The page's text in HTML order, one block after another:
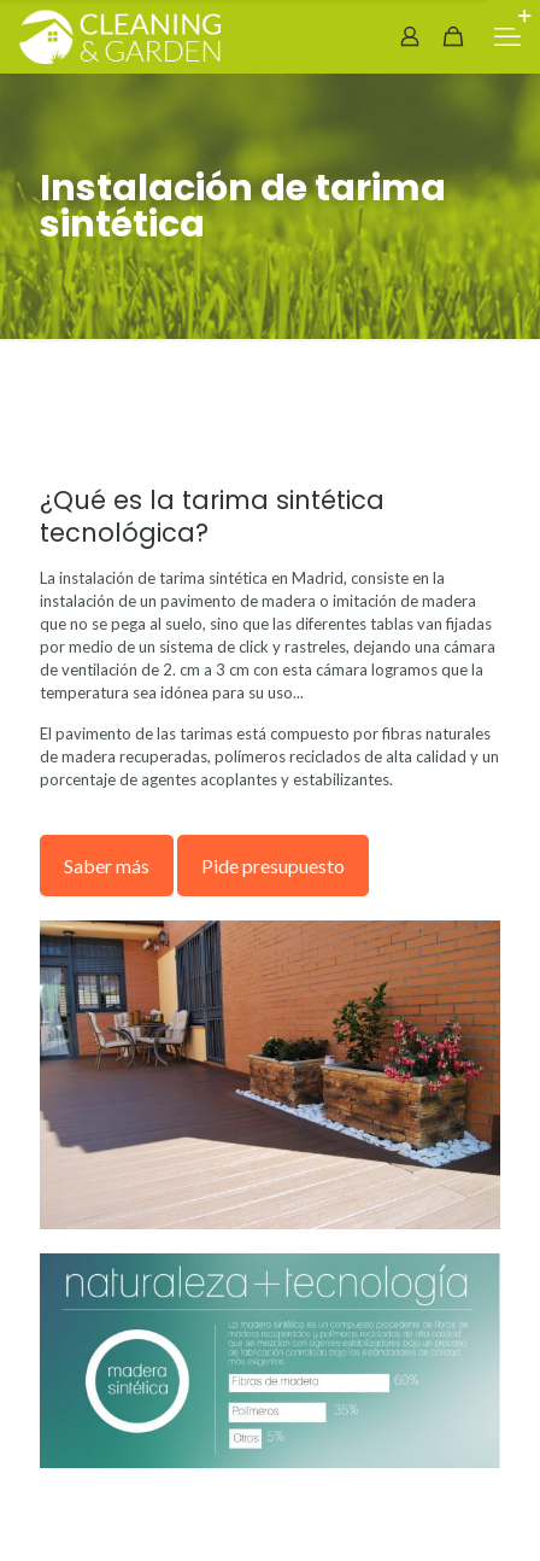
Instalación de tarima
sintética
¿Qué es la tarima sintética
tecnológica?
La instalación de tarima sintética en Madrid, consiste en la
instalación de un pavimento de madera o imitación de madera
que no se pega al suelo, sino que las diferentes tablas van fijadas
por medio de un sistema de click y rastreles, dejando una cámara
de ventilación de 2. cm a 3 cm con esta cámara logramos que la
temperatura sea idónea para su uso...
El pavimento de las tarimas está compuesto por fibras naturales
de madera recuperadas, polímeros reciclados de alta calidad y un
porcentaje de agentes acoplantes y estabilizantes.
Saber más Pide presupuesto